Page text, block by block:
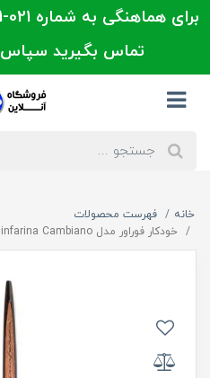
تماس بگیرید سپاس
خانه
فهرست محصولات
خودکار فوراور مدل Pininfarina Cambiano بدون روکش طلا